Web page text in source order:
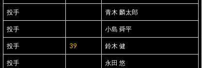
投手 青木 麟太郎
投手 小島 舜平
投手 39 鈴木 健
投手 永田 悠